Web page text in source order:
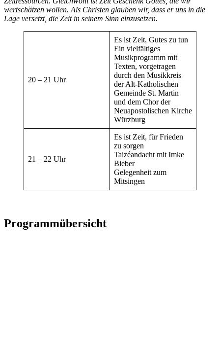
wertschätzen wollen. Als Christen glauben wir, dass er uns in die
Lage versetzt, die Zeit in seinem Sinn einzusetzen.
20 – 21 Uhr
Es ist Zeit, Gutes zu tun
Ein vielfältiges
Musikprogramm mit
Texten, vorgetragen
durch den Musikkreis
der Alt-Katholischen
Gemeinde St. Martin
und dem Chor der
Neuapostolischen Kirche
Würzburg
21 – 22 Uhr
Es ist Zeit, für Frieden
zu sorgen
Taizéandacht mit Imke
Bieber
Gelegenheit zum
Mitsingen
Programmübersicht